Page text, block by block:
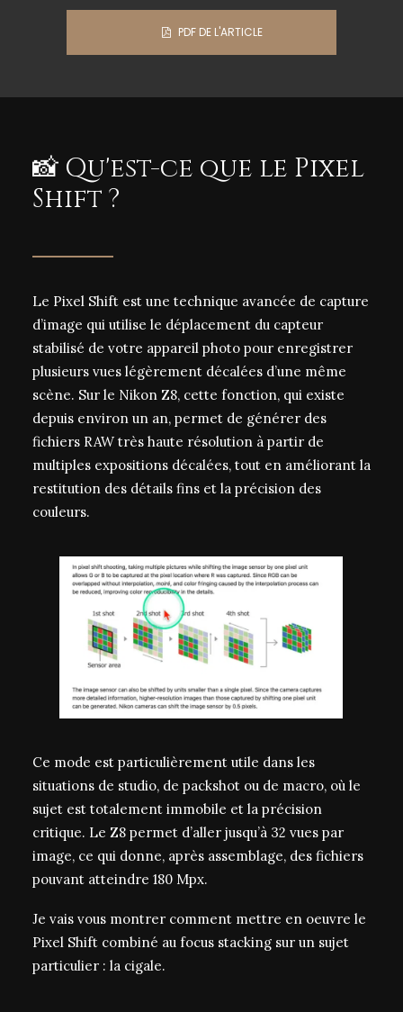
PDF DE L'ARTICLE
📸 Qu'est-ce que le Pixel
Shift ?
Le Pixel Shift est une technique avancée de capture
d’image qui utilise le déplacement du capteur
stabilisé de votre appareil photo pour enregistrer
plusieurs vues légèrement décalées d’une même
scène. Sur le Nikon Z8, cette fonction, qui existe
depuis environ un an, permet de générer des
fichiers RAW très haute résolution à partir de
multiples expositions décalées, tout en améliorant la
restitution des détails fins et la précision des
couleurs.
Ce mode est particulièrement utile dans les
situations de studio, de packshot ou de macro, où le
sujet est totalement immobile et la précision
critique. Le Z8 permet d’aller jusqu’à 32 vues par
image, ce qui donne, après assemblage, des fichiers
pouvant atteindre 180 Mpx.
Je vais vous montrer comment mettre en oeuvre le
Pixel Shift combiné au focus stacking sur un sujet
particulier : la cigale.